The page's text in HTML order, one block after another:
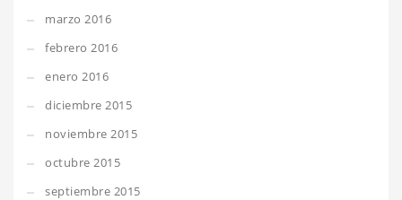
marzo 2016
febrero 2016
enero 2016
diciembre 2015
noviembre 2015
octubre 2015
septiembre 2015